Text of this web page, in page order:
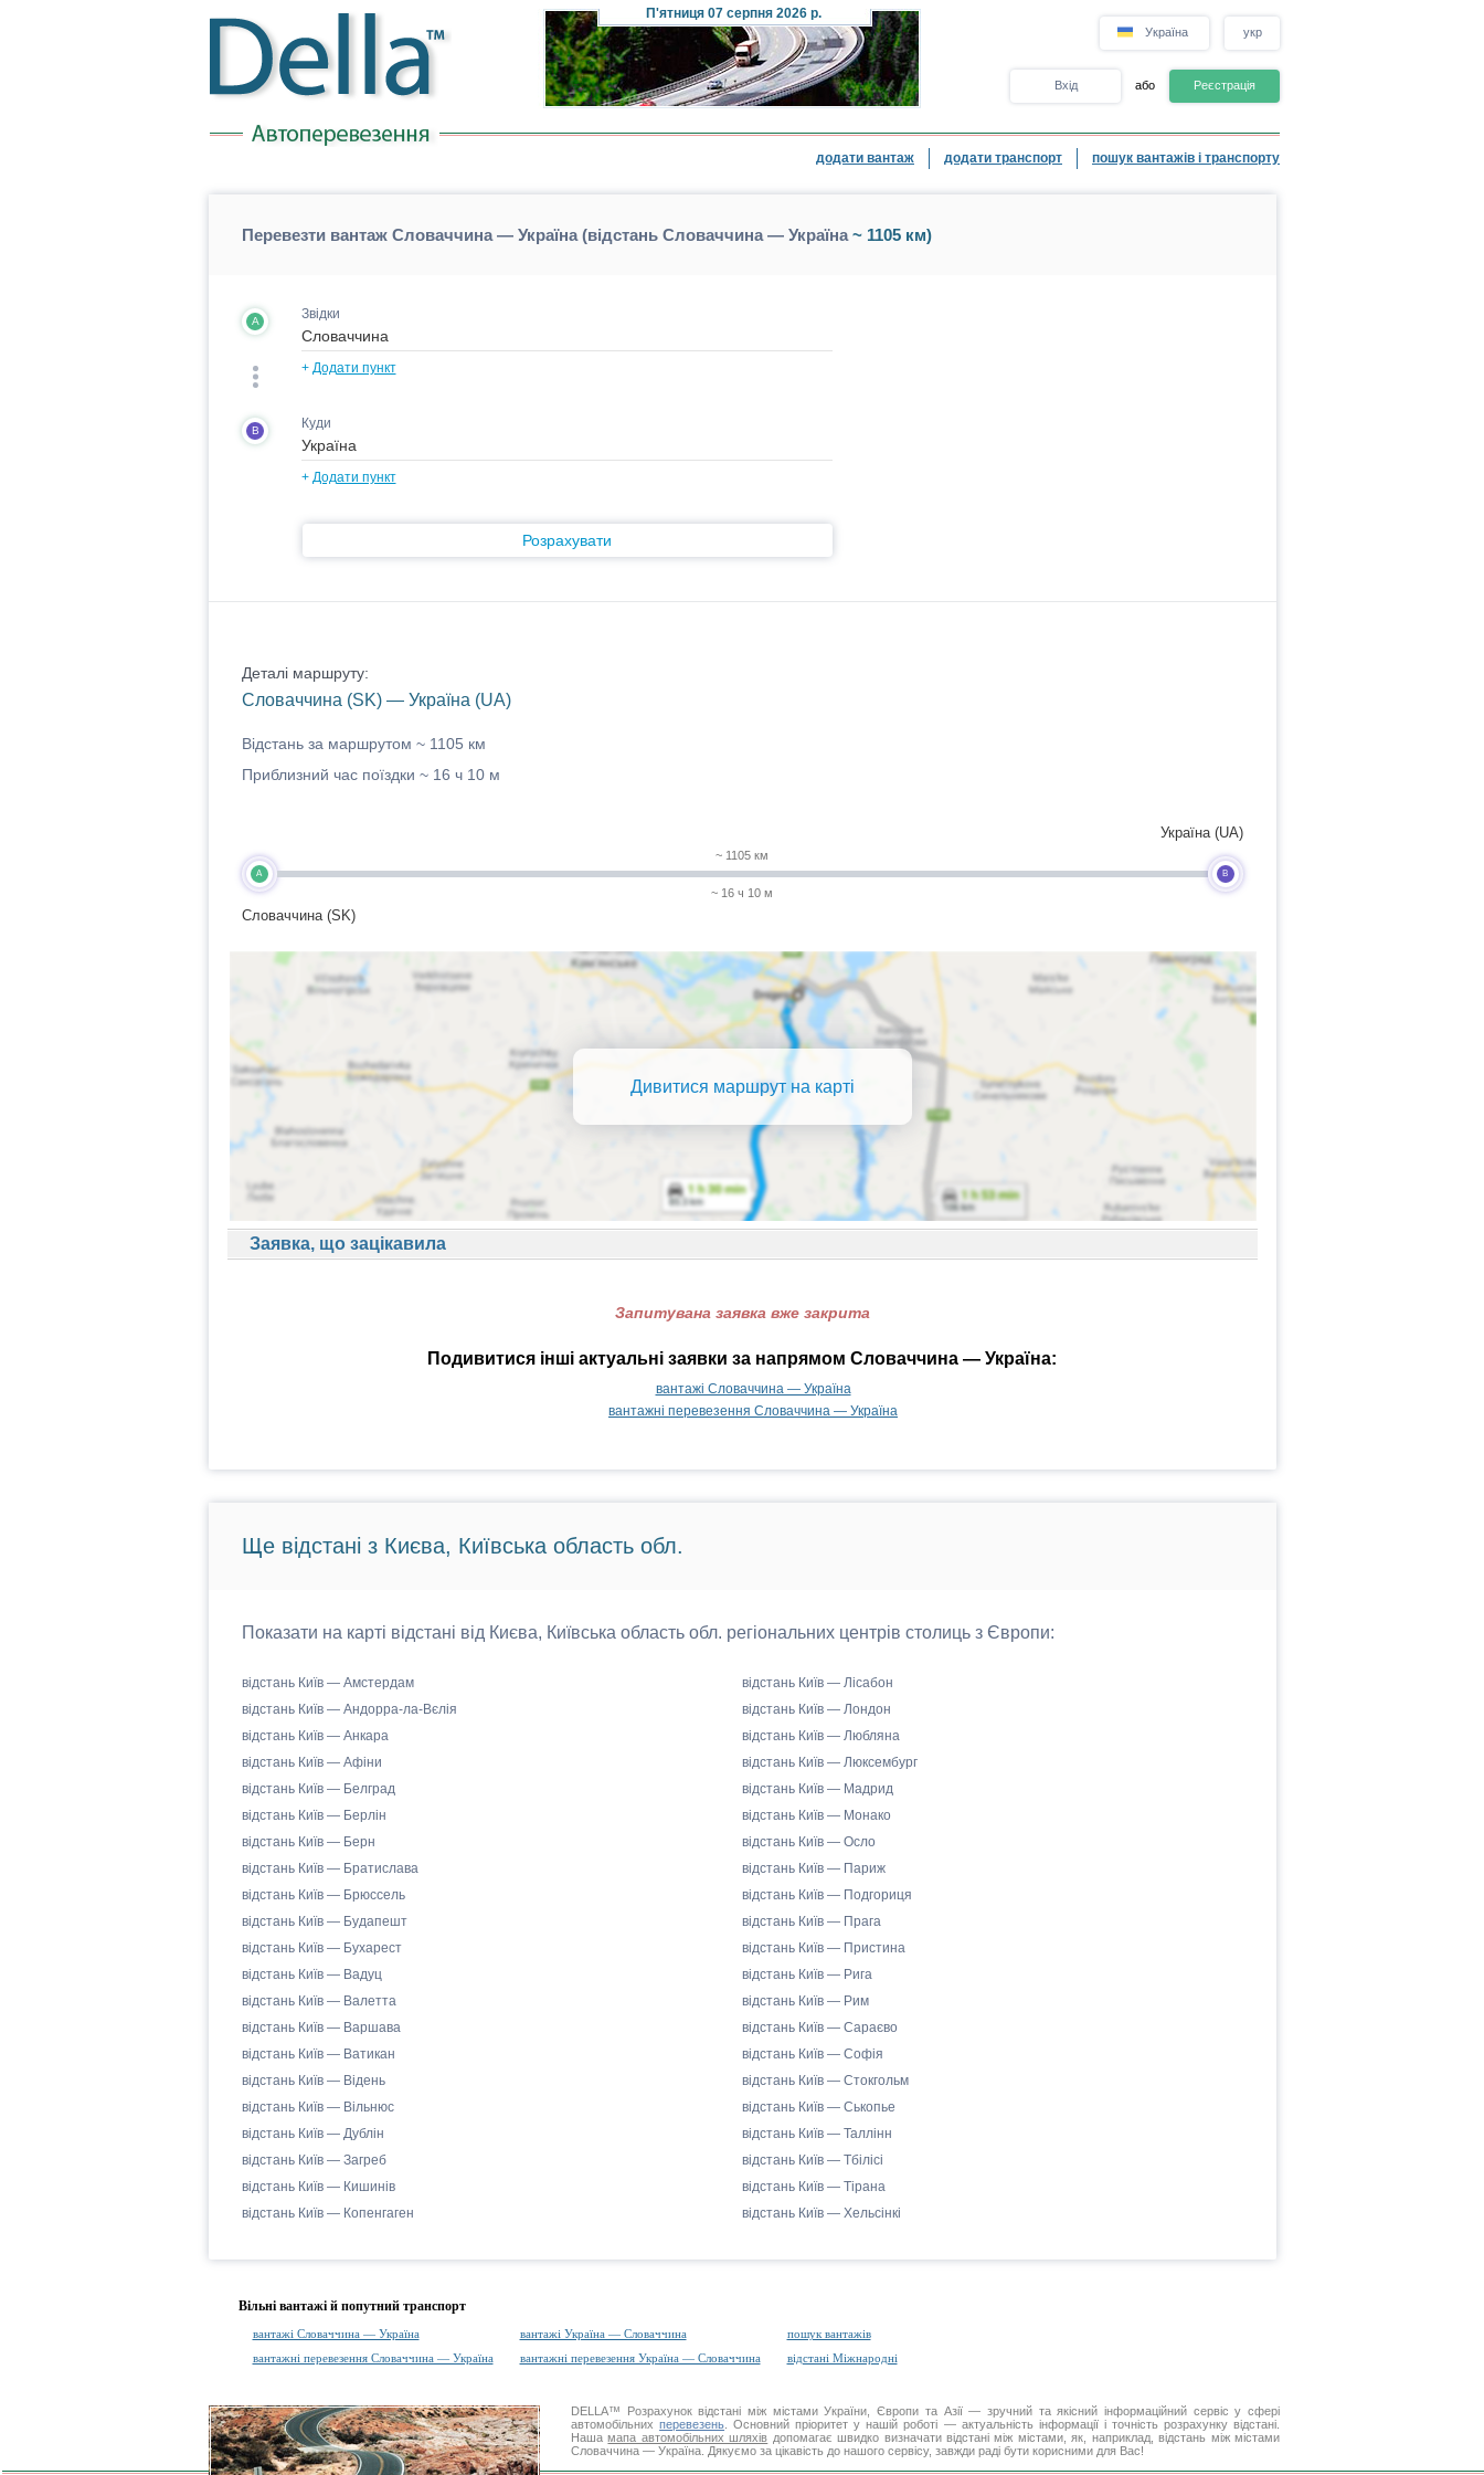
П'ятниця07 серпня 2026 р.
Україна укр
Вхід або Реєстрація
додати вантаж додати транспорт пошук вантажів і транспорту
Перевезти вантаж Словаччина — Україна (відстань Словаччина — Україна~ 1105 км)
A Звідки
+ Додати пункт
B Куди
+ Додати пункт
Розрахувати
Деталі маршруту:
Словаччина (SK) — Україна (UA)
Відстань за маршрутом ~ 1105 км
Приблизний час поїздки ~ 16 ч 10 м
A
Словаччина (SK)
~ 1105 км
~ 16 ч 10 м
B
Україна (UA)
Дивитися маршрут на карті
Заявка, що зацікавила
Запитувана заявка вже закрита
Подивитися інші актуальні заявки за напрямом Словаччина — Україна:
вантажі Словаччина — Україна
вантажні перевезення Словаччина — Україна
Ще відстані з Києва, Київська область обл.
Показати на карті відстані від Києва, Київська область обл. регіональних центрів столиць з Європи:
відстань Київ — Амстердам
відстань Київ — Андорра-ла-Вєлія
відстань Київ — Анкара
відстань Київ — Афіни
відстань Київ — Белград
відстань Київ — Берлін
відстань Київ — Берн
відстань Київ — Братислава
відстань Київ — Брюссель
відстань Київ — Будапешт
відстань Київ — Бухарест
відстань Київ — Вадуц
відстань Київ — Валетта
відстань Київ — Варшава
відстань Київ — Ватикан
відстань Київ — Відень
відстань Київ — Вільнюс
відстань Київ — Дублін
відстань Київ — Загреб
відстань Київ — Кишинів
відстань Київ — Копенгаген
відстань Київ — Лісабон
відстань Київ — Лондон
відстань Київ — Любляна
відстань Київ — Люксембург
відстань Київ — Мадрид
відстань Київ — Монако
відстань Київ — Осло
відстань Київ — Париж
відстань Київ — Подгориця
відстань Київ — Прага
відстань Київ — Пристина
відстань Київ — Рига
відстань Київ — Рим
відстань Київ — Сараєво
відстань Київ — Софія
відстань Київ — Стокгольм
відстань Київ — Ськопье
відстань Київ — Таллінн
відстань Київ — Тбілісі
відстань Київ — Тірана
відстань Київ — Хельсінкі
Вільні вантажі й попутний транспорт
вантажі Словаччина — Україна вантажі Україна — Словаччина
пошук вантажів
вантажні перевезення Словаччина — Україна
вантажні перевезення Україна — Словаччина відстані Міжнародні
DELLA™ Розрахунок відстані між містами України, Європи та Азії — зручний та якісний інформаційний сервіс у сфері
автомобільнихперевезень . Основний пріоритет у нашій роботі — актуальність інформації і точність розрахунку відстані.
Нашамапа автомобільних шляхів допомагає швидко визначати відстані між містами, як, наприклад, відстань між містами
Словаччина — Україна. Дякуємо за цікавість до нашого сервісу, завжди раді бути корисними для Вас!